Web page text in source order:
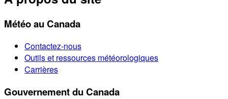
Météo au Canada
Contactez-nous
Outils et ressources météorologiques
Carrières
Gouvernement du Canada